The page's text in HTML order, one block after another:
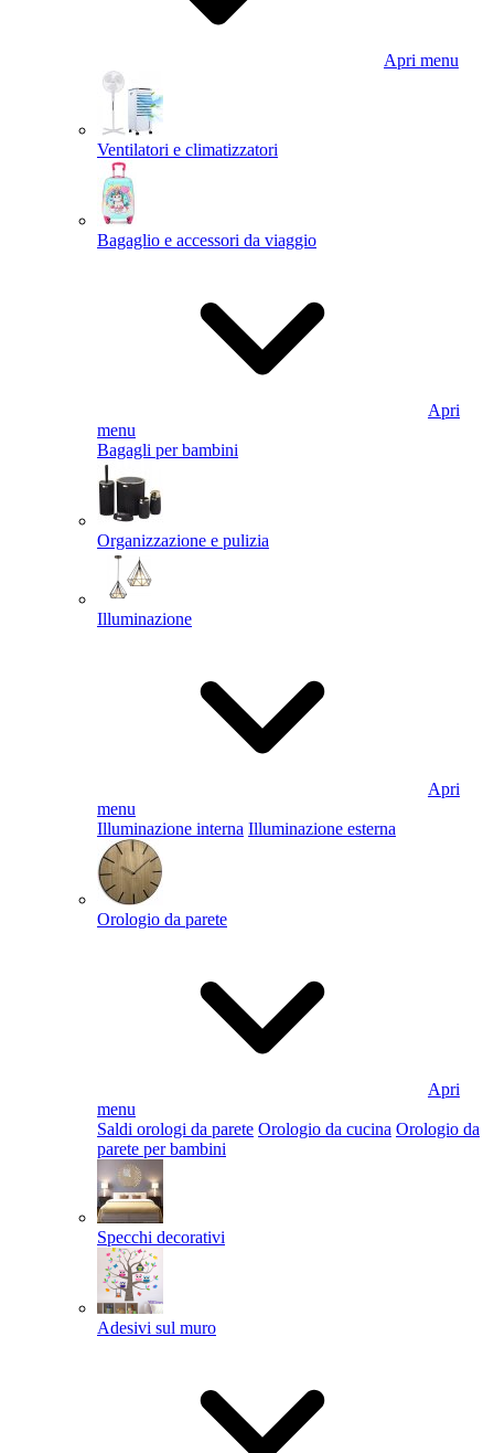
Apri menu
Ventilatori e climatizzatori
Bagaglio e accessori da viaggio
Apri
menu
Bagagli per bambini
Organizzazione e pulizia
Illuminazione
Apri
menu
Illuminazione interna Illuminazione esterna
Orologio da parete
Apri
menu
Saldi orologi da parete Orologio da cucina Orologio da
parete per bambini
Specchi decorativi
Adesivi sul muro